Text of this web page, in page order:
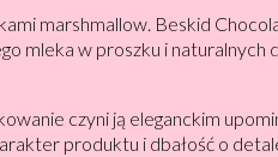
marshmallow. Beskid
mleka w proszku i naturalnych
czyni ją eleganckim
produktu i dbałość o